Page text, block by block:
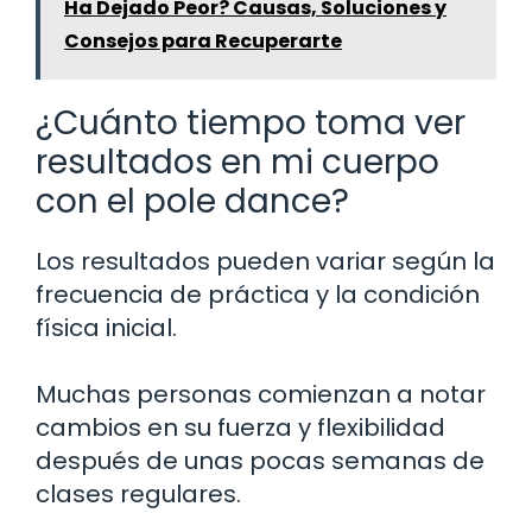
Ha Dejado Peor? Causas, Soluciones y
Consejos para Recuperarte
¿Cuánto tiempo toma ver
resultados en mi cuerpo
con el pole dance?
Los resultados pueden variar según la
frecuencia de práctica y la condición
física inicial.
Muchas personas comienzan a notar
cambios en su fuerza y flexibilidad
después de unas pocas semanas de
clases regulares.